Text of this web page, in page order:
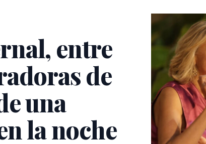
entre
de
una
la noche